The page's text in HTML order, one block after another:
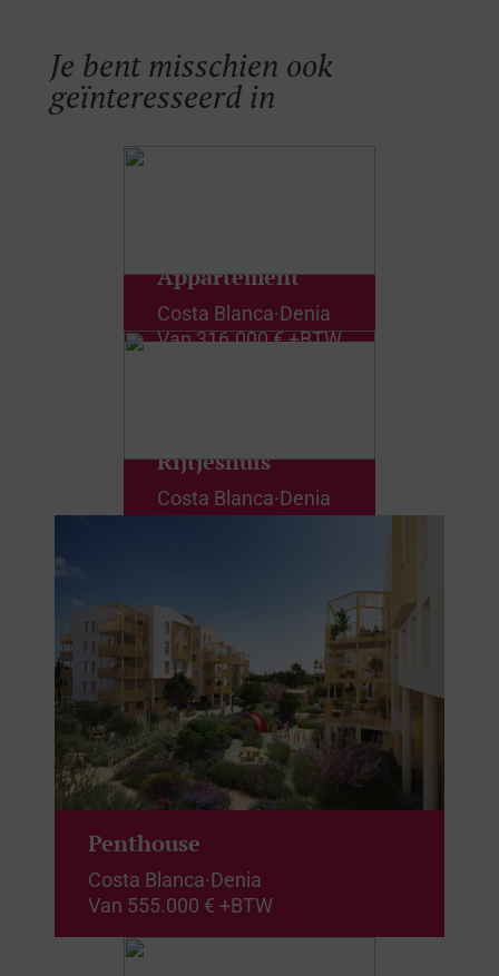
Je bent misschien ook
geïnteresseerd in
Appartement
Costa Blanca·Denia
Van316.000 € +BTW
Rijtjeshuis
Costa Blanca·Denia
Penthouse
Costa Blanca·Denia
Van 555.000 € +BTW